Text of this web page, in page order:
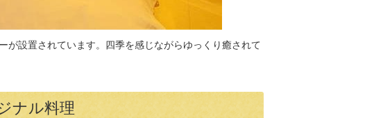
が設置されています。四季を感じながらゆっくり癒されて
ナル料理